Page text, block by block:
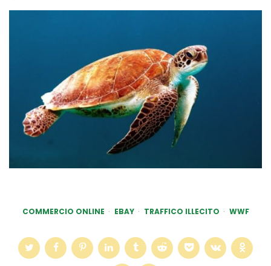
COMMERCIO ONLINE EBAY TRAFFICO ILLECITO WWF